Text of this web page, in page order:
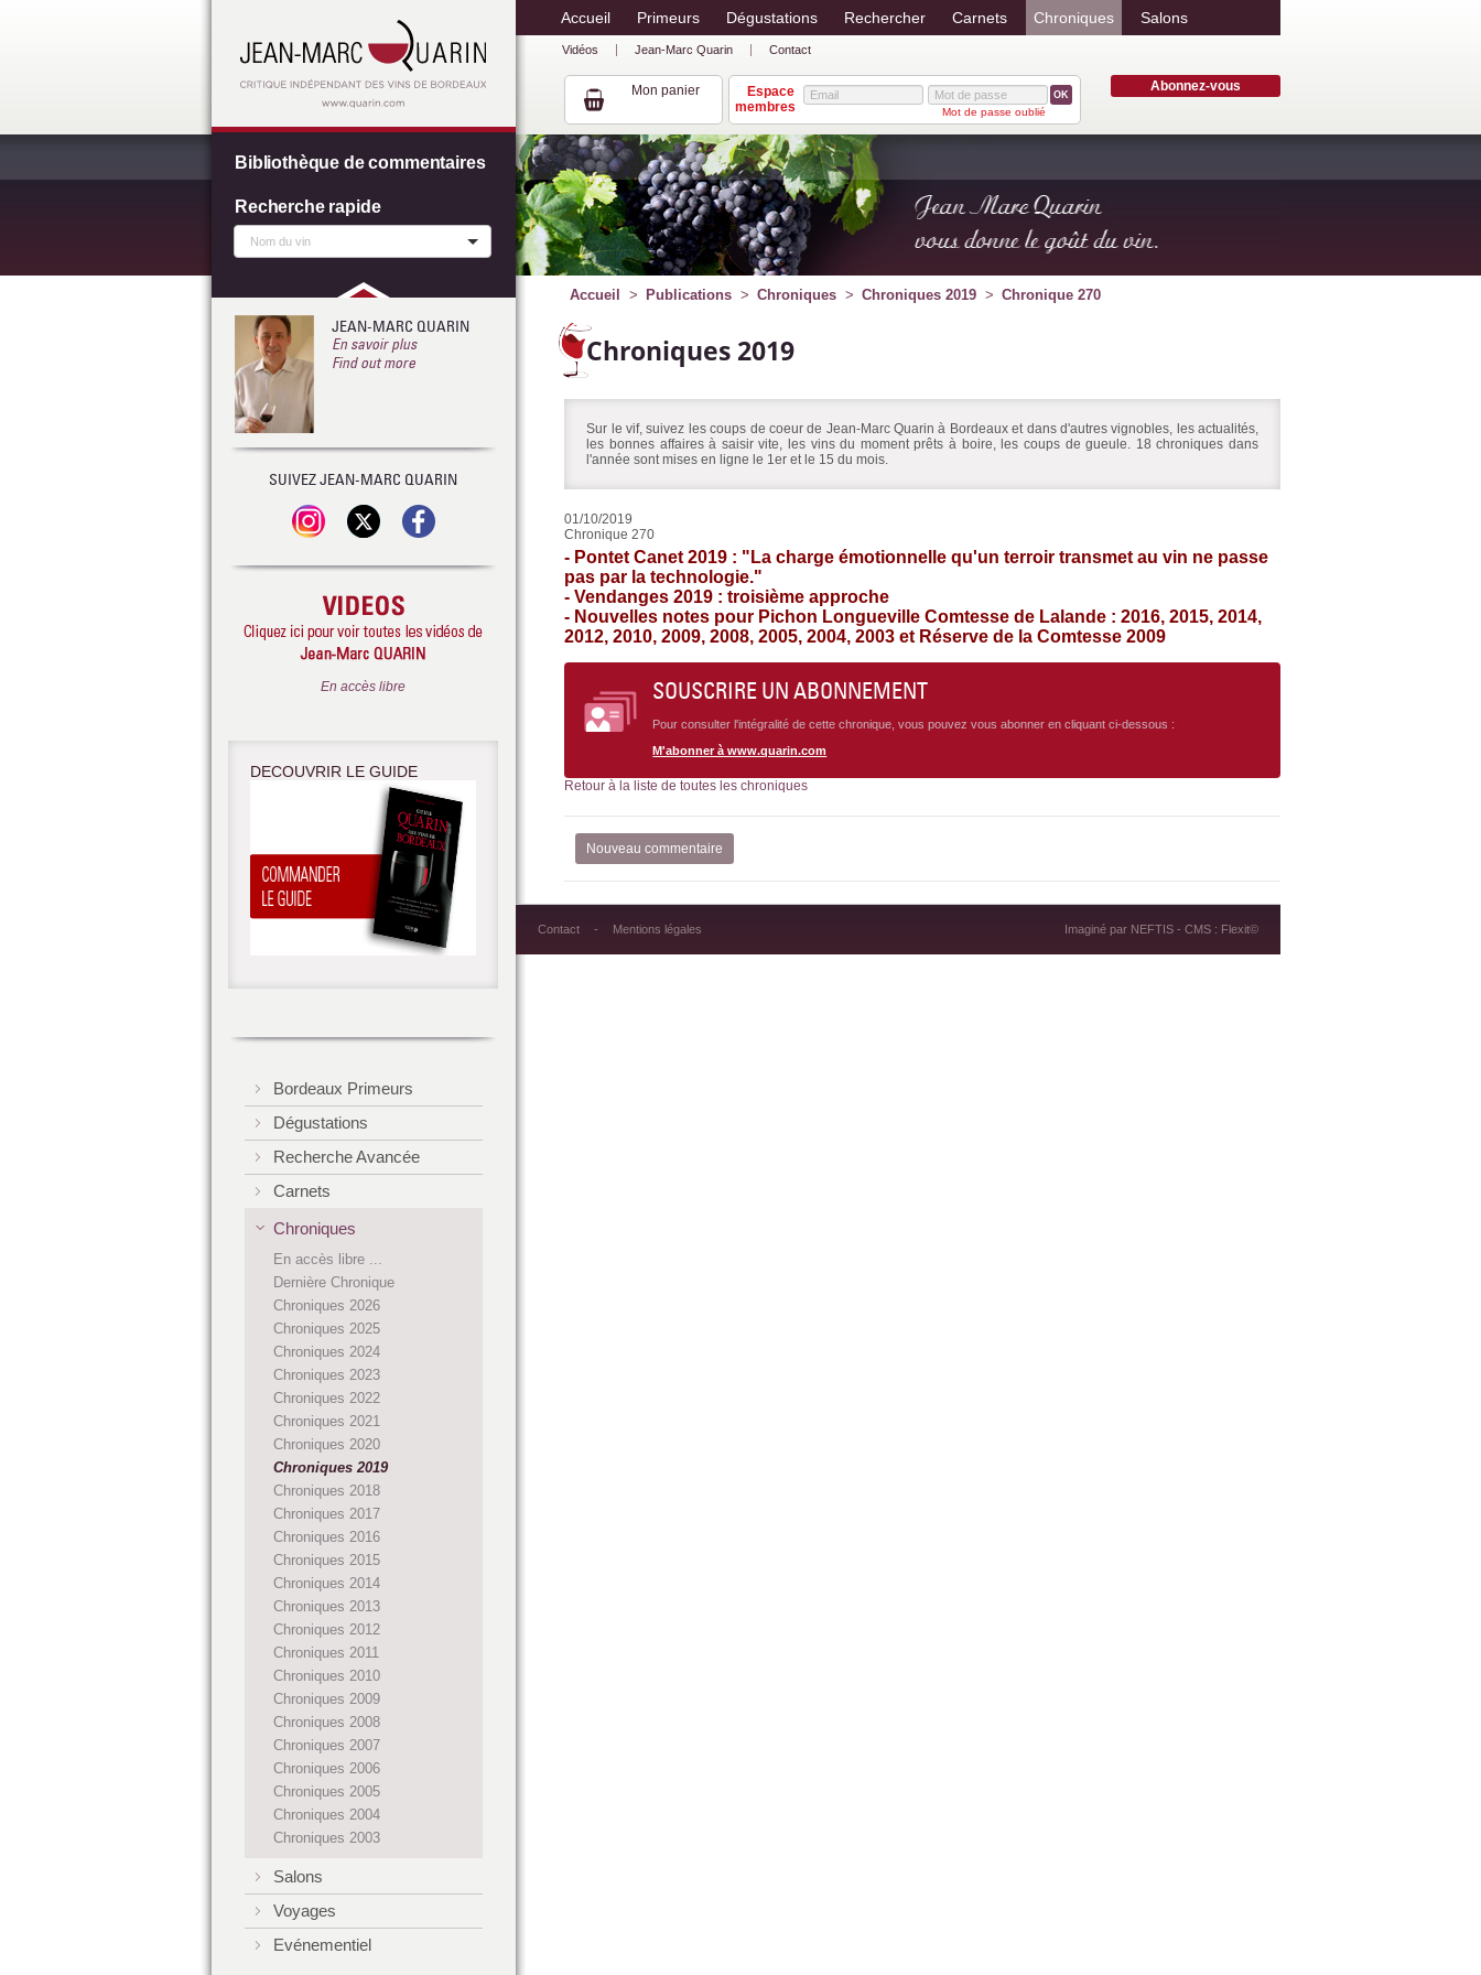
Accueil Primeurs Dégustations Rechercher Carnets Chroniques Salons
Vidéos Jean-Marc Quarin Contact
Mon panier Abonnez-vous
OK
Mot de passe oublié
Espace
membres
Accueil Publications Chroniques Chroniques 2019 Chronique 270
Chroniques 2019
Sur le vif, suivez les coups de coeur de Jean-Marc Quarin à Bordeaux et dans d'autres vignobles, les actualités,
les bonnes affaires à saisir vite, les vins du moment prêts à boire, les coups de gueule. 18 chroniques dans
l'année sont mises en ligne le 1er et le 15 du mois.
01/10/2019
Chronique 270
- Pontet Canet 2019 : "La charge émotionnelle qu'un terroir transmet au vin ne passe
pas par la technologie."
- Vendanges 2019 : troisième approche
- Nouvelles notes pour Pichon Longueville Comtesse de Lalande : 2016, 2015, 2014,
2012, 2010, 2009, 2008, 2005, 2004, 2003 et Réserve de la Comtesse 2009
SOUSCRIRE UN ABONNEMENT
Pour consulter l'intégralité de cette chronique, vous pouvez vous abonner en cliquant ci-dessous :
M'abonner à www.quarin.com
Retour à la liste de toutes les chroniques
Nouveau commentaire
Contact Mentions légales Imaginé par NEFTIS- CMS : Flexit©
Bibliothèque de commentaires
Recherche rapide
JEAN-MARC QUARIN
En savoir plus
Find out more
SUIVEZ JEAN-MARC QUARIN
En accès libre
DECOUVRIR LE GUIDE
Bordeaux Primeurs
Dégustations
Recherche Avancée
Carnets
Chroniques
En accès libre ...
Dernière Chronique
Chroniques 2026
Chroniques 2025
Chroniques 2024
Chroniques 2023
Chroniques 2022
Chroniques 2021
Chroniques 2020
Chroniques 2019
Chroniques 2018
Chroniques 2017
Chroniques 2016
Chroniques 2015
Chroniques 2014
Chroniques 2013
Chroniques 2012
Chroniques 2011
Chroniques 2010
Chroniques 2009
Chroniques 2008
Chroniques 2007
Chroniques 2006
Chroniques 2005
Chroniques 2004
Chroniques 2003
Salons
Voyages
Evénementiel